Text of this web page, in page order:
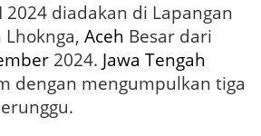
2024 diadakan di Lapangan
Lhoknga, Aceh Besar dari
2024. Jawa Tengah
dengan mengumpulkan tiga